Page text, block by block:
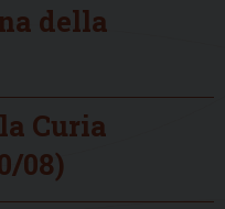
della
Curia
08)